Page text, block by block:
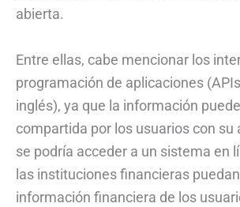
abierta.
Entre ellas, cabe mencionar los
programación de aplicaciones
inglés), ya que la información
compartida por los usuarios con su
se podría acceder a un sistema en
las instituciones financieras
información financiera de los